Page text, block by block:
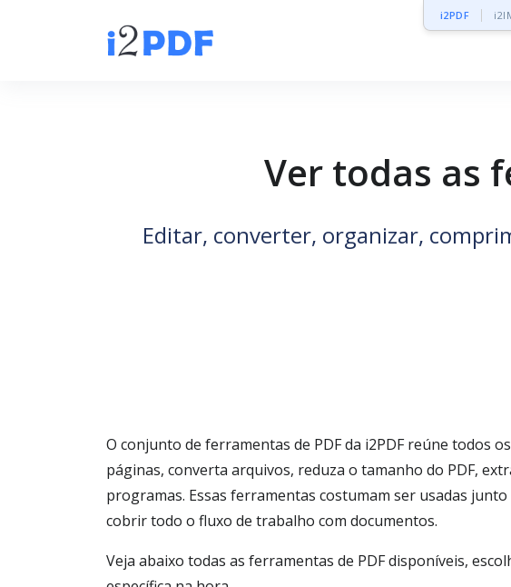
i2PDF
Ver todas as
Editar, converter, organizar,
O conjunto de ferramentas de PDF da i2PDF reúne todos
páginas, converta arquivos, reduza o tamanho do PDF,
programas. Essas ferramentas costumam ser usadas
cobrir todo o fluxo de trabalho com documentos.
Veja abaixo todas as ferramentas de PDF disponíveis,